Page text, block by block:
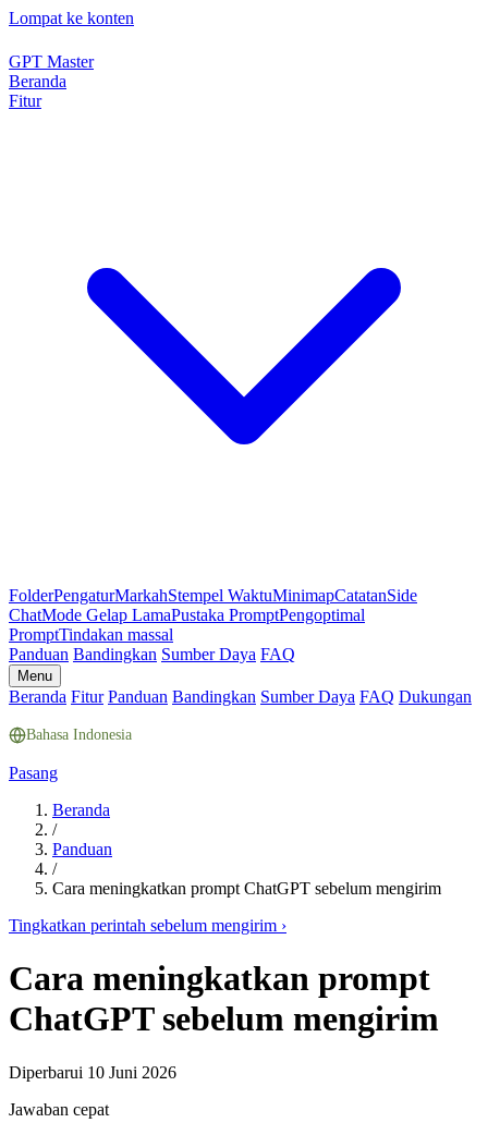
Lompat ke konten
GPT Master
Beranda
Fitur
FolderPengaturMarkahStempel WaktuMinimapCatatanSide
ChatMode Gelap LamaPustaka PromptPengoptimal
PromptTindakan massal
Panduan Bandingkan Sumber Daya FAQ
Menu
Beranda Fitur Panduan Bandingkan Sumber Daya FAQ Dukungan
Bahasa Indonesia
Pasang
Beranda
/
Panduan
/
Cara meningkatkan prompt ChatGPT sebelum mengirim
Tingkatkan perintah sebelum mengirim ›
Cara meningkatkan prompt
ChatGPT sebelum mengirim
Diperbarui 10 Juni 2026
Jawaban cepat